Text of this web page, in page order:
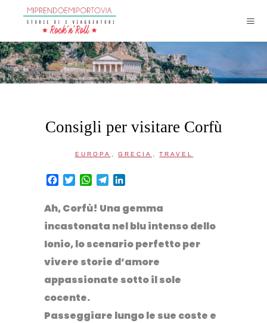
Consigli per visitare Corfù
EUROPA , GRECIA , TRAVEL
Facebook
TwitterWhatsApp
Telegram
Ah, Corfù! Una gemma
incastonata nel blu intenso dello
Ionio, lo scenario perfetto per
vivere storie d’amore
appassionate sotto il sole
cocente.
Passeggiare lungo le sue coste e